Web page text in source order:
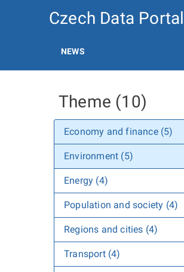
Czech Data Portal
NEWS
Theme (10)
Economy and finance (5)
Environment (5)
Energy (4)
Population and society (4)
Regions and cities (4)
Transport (4)